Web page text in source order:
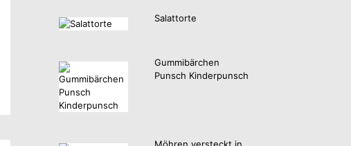
Salattorte
Gummibärchen
Punsch Kinderpunsch